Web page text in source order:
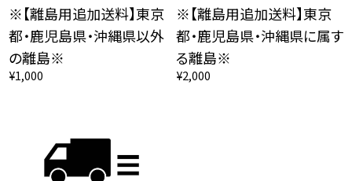
※【離島用追加送料】東京
都・鹿児島県・沖縄県以外
の離島※
¥1,000
※【離島用追加送料】東京
都・鹿児島県・沖縄県に属す
る離島※
¥2,000